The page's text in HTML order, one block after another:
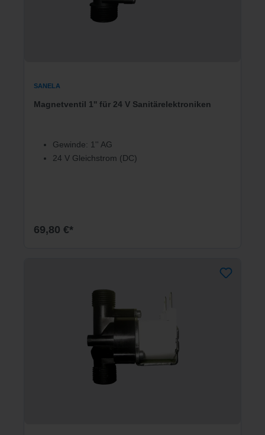
SANELA
Magnetventil 1'' für 24 V Sanitärelektroniken
Gewinde: 1'' AG
24 V Gleichstrom (DC)
69,80 €*